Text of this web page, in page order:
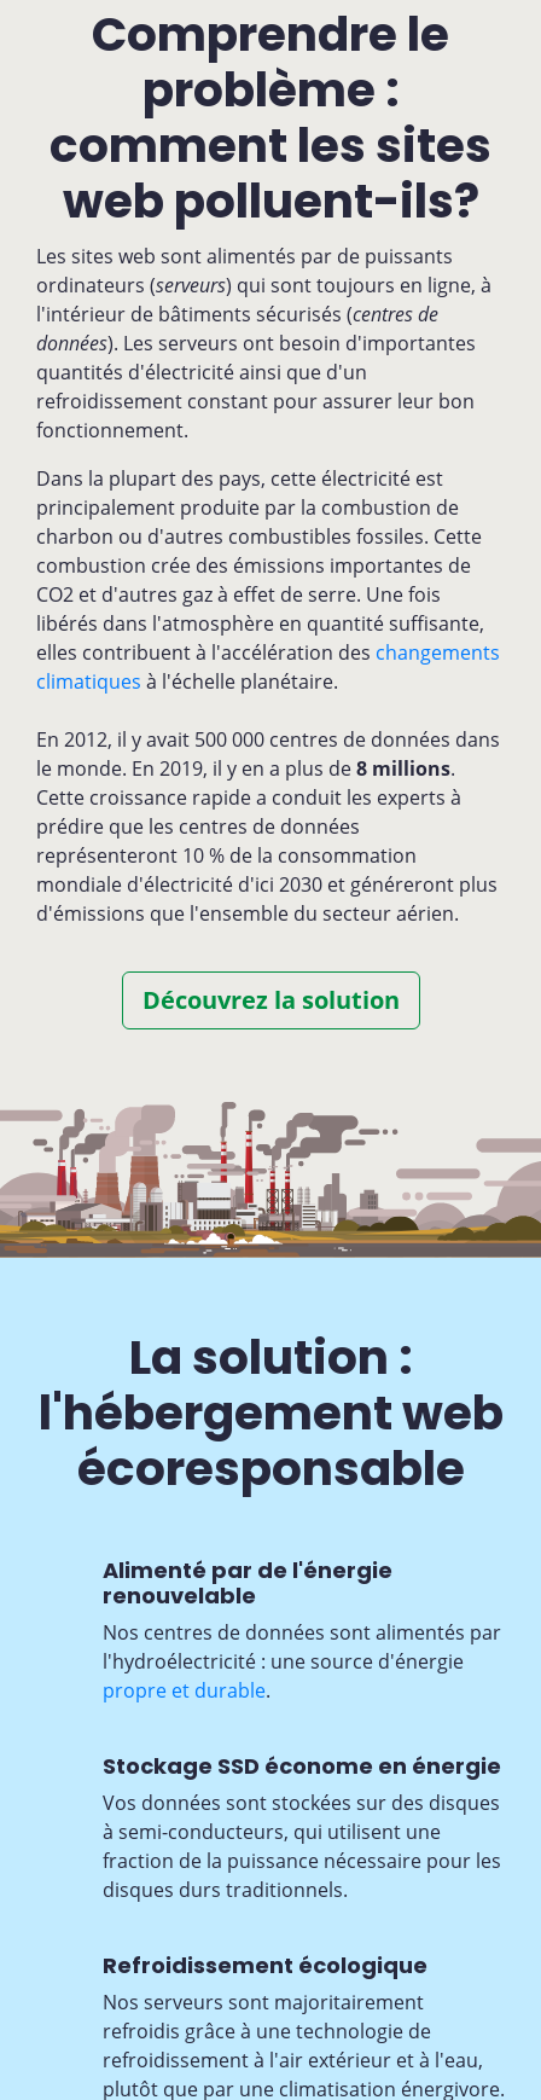
Comprendre le
problème :
comment les sites
web polluent-ils?
Les sites web sont alimentés par de puissants
ordinateurs (serveurs) qui sont toujours en ligne, à
l'intérieur de bâtiments sécurisés (centres de
données). Les serveurs ont besoin d'importantes
quantités d'électricité ainsi que d'un
refroidissement constant pour assurer leur bon
fonctionnement.
Dans la plupart des pays, cette électricité est
principalement produite par la combustion de
charbon ou d'autres combustibles fossiles. Cette
combustion crée des émissions importantes de
CO2 et d'autres gaz à effet de serre. Une fois
libérés dans l'atmosphère en quantité suffisante,
elles contribuent à l'accélération des changements
climatiques à l'échelle planétaire.
En 2012, il y avait 500 000 centres de données dans
le monde. En 2019, il y en a plus de8 millions.
Cette croissance rapide a conduit les experts à
prédire que les centres de données
représenteront 10 % de la consommation
mondiale d'électricité d'ici 2030 et généreront plus
d'émissions que l'ensemble du secteur aérien.
Découvrez la solution
La solution :
l'hébergement web
écoresponsable
Alimenté par de l'énergie
renouvelable
Nos centres de données sont alimentés par
l'hydroélectricité : une source d'énergie
propre et durable.
Stockage SSD économe en énergie
Vos données sont stockées sur des disques
à semi-conducteurs, qui utilisent une
fraction de la puissance nécessaire pour les
disques durs traditionnels.
Refroidissement écologique
Nos serveurs sont majoritairement
refroidis grâce à une technologie de
refroidissement à l'air extérieur et à l'eau,
plutôt que par une climatisation énergivore.